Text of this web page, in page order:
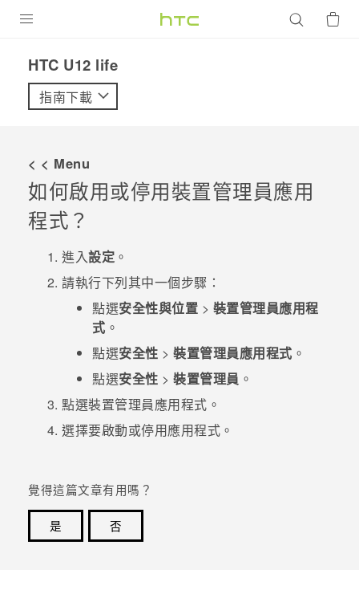
VIVE
配件
VIVERSE
優惠專區
焦點訊息
銷售門市
VIVELAND
HTC U12 life‎
指南下載
< < Menu
如何啟用或停用裝置管理員應用
程式？
進入設定 。
請執行下列其中一個步驟：
點選安全性與位置 > 裝置管理員應用程
式 。
點選安全性 > 裝置管理員應用程式 。
點選安全性 > 裝置管理員 。
點選裝置管理員應用程式。
選擇要啟動或停用應用程式。
覺得這篇文章有用嗎？
是
否